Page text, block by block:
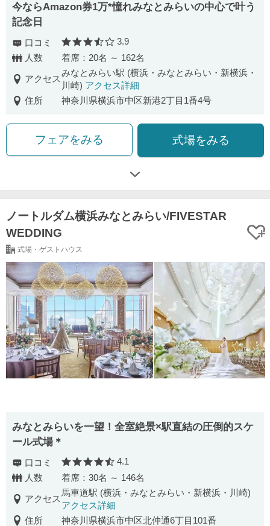
今ならAmazon券1万*憧れみなとみらいの中心で叶う
記念日
口コミ 口コミ評価
3.9
人数
着席：20名 ～ 162名
アクセス
みなとみらい駅 (横浜・みなとみらい・新横浜・
川崎) アクセス詳細
住所
神奈川県横浜市中区新港2丁目1番4号
フェアをみる 式場をみる
ノートルダム横浜みなとみらい/FIVESTAR
WEDDING
式場・ゲストハウス
みなとみらいを一望！全室絶景×駅直結の圧倒的スケ
ール式場＊
口コミ 口コミ評価
4.1
人数
着席：30名 ～ 146名
アクセス
馬車道駅 (横浜・みなとみらい・新横浜・川崎)
アクセス詳細
住所
神奈川県横浜市中区北仲通6丁目101番